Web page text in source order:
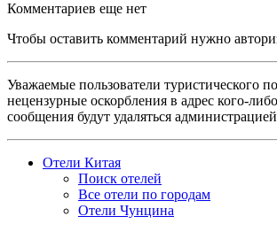
Комментариев еще нет
Чтобы оставить комментарий нужно
Уважаемые пользователи туристического
нецензурные оскорбления в адрес кого-
сообщения будут удаляться
Отели Китая
Поиск отелей
Все отели по городам
Отели Чунцина